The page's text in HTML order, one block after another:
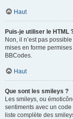
Haut
Puis-je utiliser le HTML
Non, il n’est pas
mises en forme
BBCodes.
Haut
Que sont les smileys ?
Les smileys, ou
sentiments avec un
liste complète des